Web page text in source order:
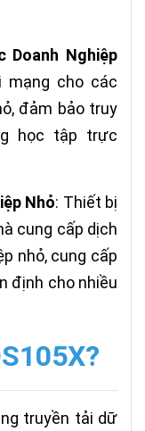
Doanh Nghiệp
mạng cho các
đảm bảo truy
học tập trực
Nhỏ: Thiết bị
cung cấp dịch
nhỏ, cung cấp
định cho nhiều
truyền tải dữ